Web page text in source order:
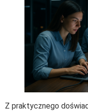
Z praktycznego